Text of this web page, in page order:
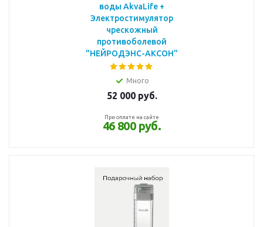
воды AkvaLife +
Электростимулятор
чрескожный
противоболевой
"НЕЙРОДЭНС-АКСОН"
Много
52 000руб.
При оплате на сайте
46 800 руб.